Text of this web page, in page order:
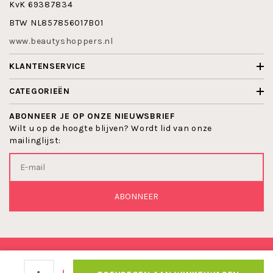
KvK 69387834
BTW NL857856017B01
www.beautyshoppers.nl
KLANTENSERVICE
CATEGORIEËN
ABONNEER JE OP ONZE NIEUWSBRIEF
Wilt u op de hoogte blijven? Wordt lid van onze
mailinglijst:
ABONNEER